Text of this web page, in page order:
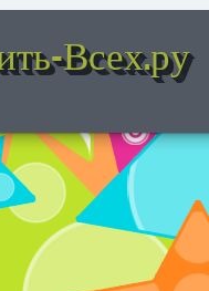
Всех.ру